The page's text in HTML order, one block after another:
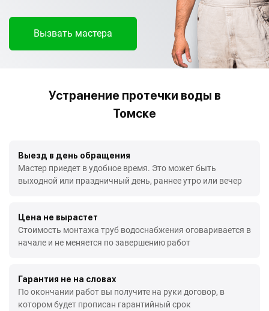
Вызвать мастера
Устранение протечки воды в
Томске
Выезд в день обращения
Мастер приедет в удобное время. Это может быть
выходной или праздничный день, раннее утро или вечер
Цена не вырастет
Стоимость монтажа труб водоснабжения оговаривается в
начале и не меняется по завершению работ
Гарантия не на словах
По окончании работ вы получите на руки договор, в
котором будет прописан гарантийный срок